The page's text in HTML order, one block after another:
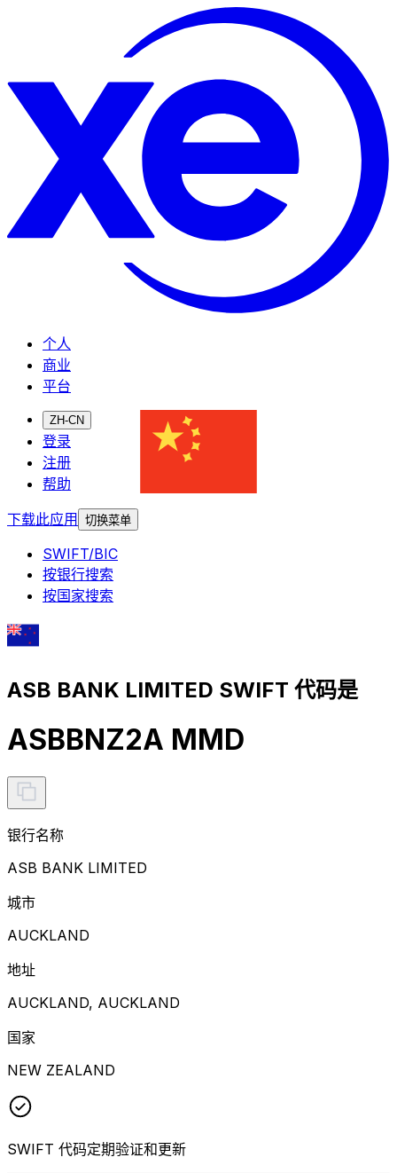
个人
商业
平台
ZH-CN
登录
注册
帮助
下载此应用
切换菜单
SWIFT/BIC
按银行搜索
按国家搜索
ASB BANK LIMITED SWIFT 代码是
ASBBNZ2A MMD
银行名称
ASB BANK LIMITED
城市
AUCKLAND
地址
AUCKLAND, AUCKLAND
国家
NEW ZEALAND
SWIFT 代码定期验证和更新